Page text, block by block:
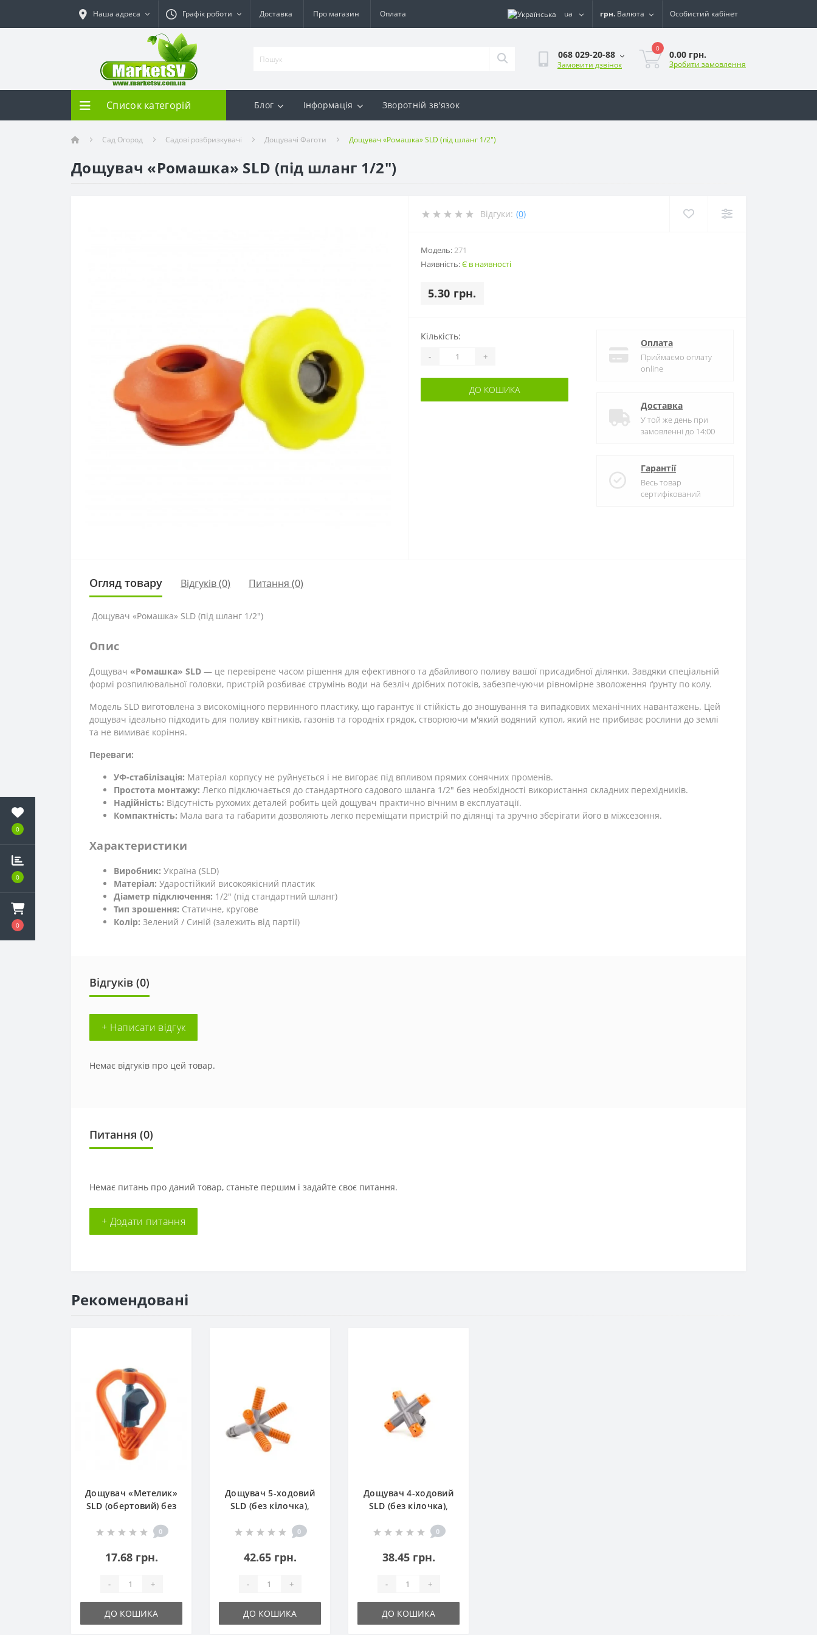
0
0
0
Наша адреса Графік роботи Доставка Про магазин Оплата ua грн. Валюта Особистий кабінет
068 029-20-88
Замовити дзвінок
0
0.00 грн.
Зробити замовлення
Список категорій Блог Інформація Зворотній зв'язок
Сад Огород Садові розбризкувачі Дощувачі Фаготи Дощувач «Ромашка» SLD (під шланг 1/2")
Дощувач «Ромашка» SLD (під шланг 1/2")
Відгуки: (0)
Модель:271
Наявність:Є в наявності
5.30 грн.
Кількість:
- +
ДО КОШИКА
Оплата
Приймаємо оплату
online
Доставка
У той же день при
замовленні до 14:00
Гарантії
Весь товар
сертифікований
Огляд товару Відгуків (0) Питання (0)
Дощувач «Ромашка» SLD (під шланг 1/2")
Опис
Дощувач «Ромашка» SLD — це перевірене часом рішення для ефективного та дбайливого поливу вашої присадибної ділянки. Завдяки спеціальній
формі розпилювальної головки, пристрій розбиває струмінь води на безліч дрібних потоків, забезпечуючи рівномірне зволоження ґрунту по колу.
Модель SLD виготовлена з високоміцного первинного пластику, що гарантує її стійкість до зношування та випадкових механічних навантажень. Цей
дощувач ідеально підходить для поливу квітників, газонів та городніх грядок, створюючи м'який водяний купол, який не прибиває рослини до землі
та не вимиває коріння.
Переваги:
УФ-стабілізація: Матеріал корпусу не руйнується і не вигорає під впливом прямих сонячних променів.
Простота монтажу: Легко підключається до стандартного садового шланга 1/2" без необхідності використання складних перехідників.
Надійність: Відсутність рухомих деталей робить цей дощувач практично вічним в експлуатації.
Компактність: Мала вага та габарити дозволяють легко переміщати пристрій по ділянці та зручно зберігати його в міжсезоння.
Характеристики
Виробник: Україна (SLD)
Матеріал: Ударостійкий високоякісний пластик
Діаметр підключення: 1/2" (під стандартний шланг)
Тип зрошення: Статичне, кругове
Колір: Зелений / Синій (залежить від партії)
Відгуків (0)
+ Написати відгук
Немає відгуків про цей товар.
Питання (0)
Немає питань про даний товар, станьте першим і задайте своє питання.
+ Додати питання
Рекомендовані
Дощувач «Метелик»
SLD (обертовий) без
0
17.68 грн.
- +
ДО КОШИКА
Дощувач 5-ходовий
SLD (без кілочка),
0
42.65 грн.
- +
ДО КОШИКА
Дощувач 4-ходовий
SLD (без кілочка),
0
38.45 грн.
- +
ДО КОШИКА